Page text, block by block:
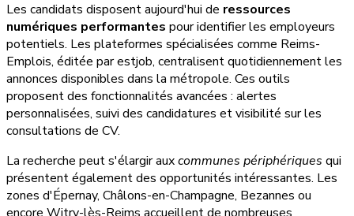
Les candidats disposent aujourd'hui de ressources
numériques performantes pour identifier les employeurs
potentiels. Les plateformes spécialisées comme Reims-
Emplois, éditée par estjob, centralisent quotidiennement les
annonces disponibles dans la métropole. Ces outils
proposent des fonctionnalités avancées : alertes
personnalisées, suivi des candidatures et visibilité sur les
consultations de CV.
La recherche peut s'élargir auxcommunes périphériques qui
présentent également des opportunités intéressantes. Les
zones d'Épernay, Châlons-en-Champagne, Bezannes ou